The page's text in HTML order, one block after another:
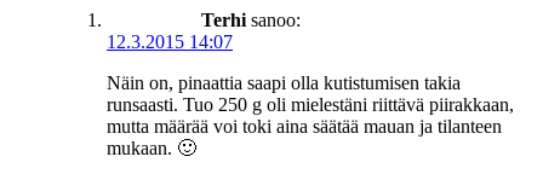
Terhi sanoo:
12.3.2015 14:07
Näin on, pinaattia saapi olla kutistumisen takia
runsaasti. Tuo 250 g oli mielestäni riittävä piirakkaan,
mutta määrää voi toki aina säätää mauan ja tilanteen
mukaan. 🙂